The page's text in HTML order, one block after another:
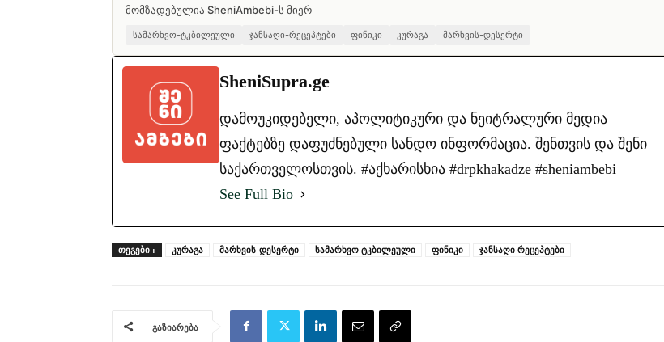
მომზადებულია SheniAmbebi-ს მიერ
სამარხვო-ტკბილეული ჯანსაღი-რეცეპტები ფინიკი კურაგა მარხვის-დესერტი
SheniSupra.ge
დამოუკიდებელი, აპოლიტიკური და ნეიტრალური მედია —
ფაქტებზე დაფუძნებული სანდო ინფორმაცია. შენთვის და შენი
საქართველოსთვის. #აქხარისხია #drpkhakadze #sheniambebi
See Full Bio
ᲗᲔᲒᲔᲑᲘ : კურაგა მარხვის-დესერტი სამარხვო ტკბილეული ფინიკი ჯანსაღი რეცეპტები
გაზიარება